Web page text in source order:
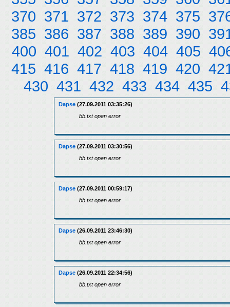
370 371 372 373 374 375
385 386 387 388 389 390
400 401 402 403 404 405
415 416 417 418 419 420
430 431 432 433 434 435
Dapse (27.09.2011 03:35:26)
bb.txt open error
Dapse (27.09.2011 03:30:56)
bb.txt open error
Dapse (27.09.2011 00:59:17)
bb.txt open error
Dapse (26.09.2011 23:46:30)
bb.txt open error
Dapse (26.09.2011 22:34:56)
bb.txt open error